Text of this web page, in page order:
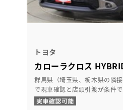
トヨタ
カローラクロス
群馬県（埼玉県、栃木県の隣
で現車確認と店頭引渡が条件で